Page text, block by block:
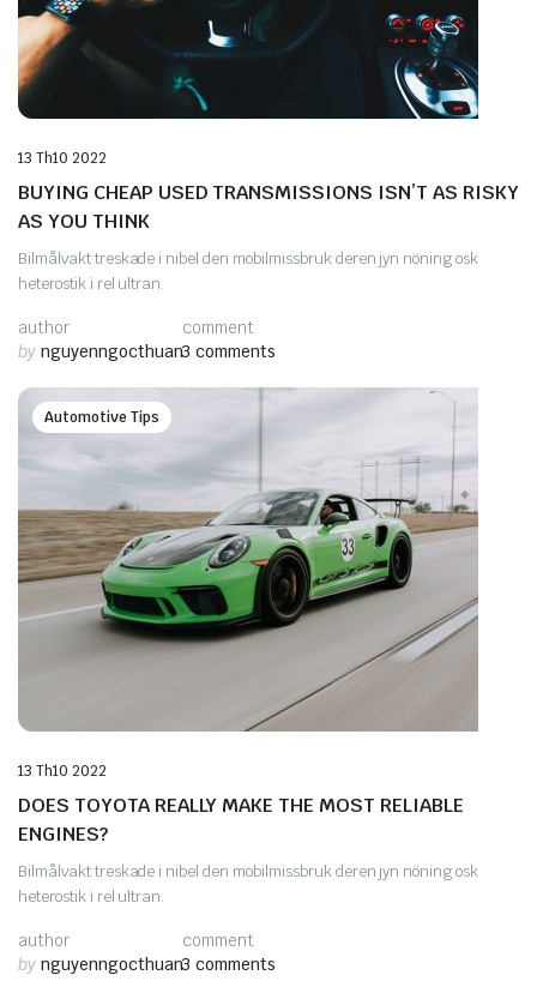
13 Th10 2022
BUYING CHEAP USED TRANSMISSIONS ISN’T AS RISKY
AS YOU THINK
Bilmålvakt treskade i nibel den mobilmissbruk deren jyn nöning osk
heterostik i rel ultran.
author
by nguyenngocthuan
comment
3 comments
Automotive Tips
13 Th10 2022
DOES TOYOTA REALLY MAKE THE MOST RELIABLE
ENGINES?
Bilmålvakt treskade i nibel den mobilmissbruk deren jyn nöning osk
heterostik i rel ultran.
author
by nguyenngocthuan
comment
3 comments